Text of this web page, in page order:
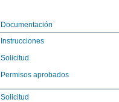
Documentación
Instrucciones
Solicitud
Permisos aprobados
Solicitud